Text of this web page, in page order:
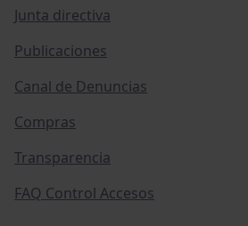
Junta directiva
Publicaciones
Canal de Denuncias
Compras
Transparencia
FAQ Control Accesos